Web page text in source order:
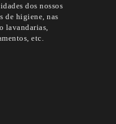
dos nossos
de higiene, nas
lavandarias,
etc.